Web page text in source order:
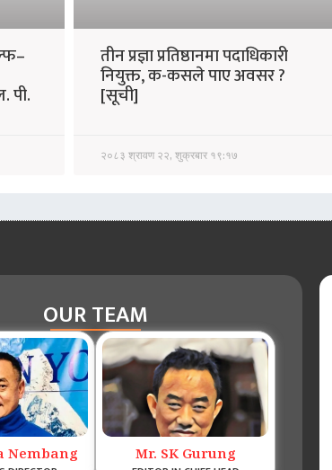
पी.
तीन प्रज्ञा प्रतिष्ठानमा पदाधिकारी
नियुक्त, क-कसले पाए अवसर ?
[सूची]
२०८३ श्रावण २२, शुक्रबार १९:१७
OUR TEAM
Nembang Mr. SK Gurung